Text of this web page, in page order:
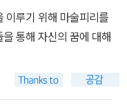
다. 특히 장면마다 변하는
. 트릭시와 필립에게 안겨
립의 침대 전체를 차지
면은 이 책의 백미다. 고양
이루기 위해 마술피리를
통해 자신의 꿈에 대해